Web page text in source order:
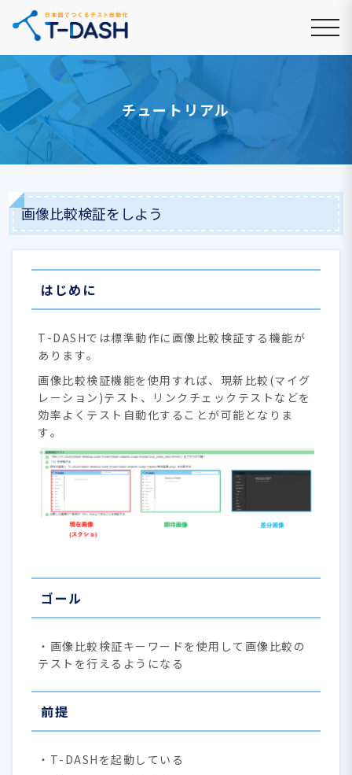
チュートリアル
画像比較検証をしよう
はじめに
T-DASHでは標準動作に画像比較検証する機能が
あります。
画像比較検証機能を使用すれば、現新比較(マイグ
レーション)テスト、リンクチェックテストなどを
効率よくテスト自動化することが可能となりま
す。
ゴール
・画像比較検証キーワードを使用して画像比較の
テストを行えるようになる
前提
・T-DASHを起動している